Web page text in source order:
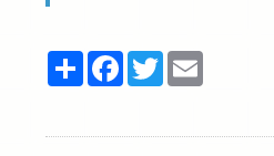
ShareFacebook
TwitterEmail